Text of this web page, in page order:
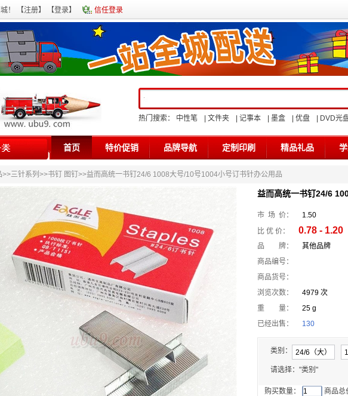
！ 【注册】 【登录】 信任登录
热门搜索： 中性笔 文件夹 记事本 墨盒 优盘 DVD光
首页 特价促销 品牌导航 定制印刷 精品礼品
>>三针系列 >>书钉 图钉 >>益而高统一书钉24/6 1008大号/10号1004小号订书针办公用品
益而高统一书钉24/6
市 场 价：
1.50
比 优 价：
0.78 - 1.20
品 牌：
其他品牌
商品编号：
商品货号：
浏览次数：
4979 次
重 量：
25 g
已经出售：
130
类别：
请选择："类别"
购买数量： 商品总